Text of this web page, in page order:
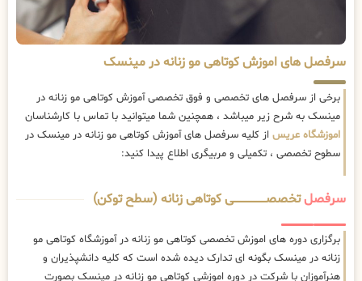
سرفصل های اموزش کوتاهی مو زنانه در مینسک
برخی از سرفصل های تخصصی و فوق تخصصی آموزش کوتاهی مو زنانه در
مینسک به شرح زیر میباشد ، همچنین شما میتوانید با تماس با کارشناسان
اموزشگاه عریس از کلیه سرفصل های آموزش کوتاهی مو زنانه در مینسک در
سطوح تخصصی ، تکمیلی و مربیگری اطلاع پیدا کنید:
سرفصلتخصصــــــــــــــــــــی کوتاهی زنانه (سطح توکن)
برگزاری دوره های اموزش تخصصی کوتاهی مو زنانه در آموزشگاه کوتاهی مو
زنانه در مینسک بگونه ای تدارک دیده شده است که کلیه دانشپذیران و
هنرآموزان با شرکت در دوره اموزشی کوتاهی مو زنانه در مینسک بصورت